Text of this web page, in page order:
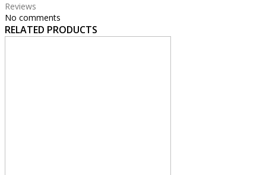
Reviews
No comments
RELATED PRODUCTS